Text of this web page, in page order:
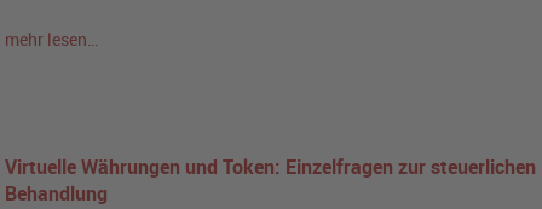
mehr lesen…
Virtuelle Währungen und Token: Einzelfragen zur steuerlichen
Behandlung